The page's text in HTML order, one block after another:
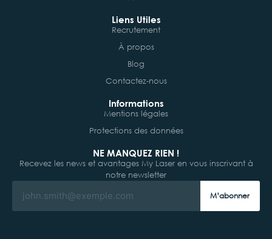
Liens Utiles
Recrutement
À propos
Blog
Contactez-nous
Informations
Mentions légales
Protections des données
NE MANQUEZ RIEN !
Recevez les news et avantages My Laser en vous inscrivant à
notre newsletter
M’abonner